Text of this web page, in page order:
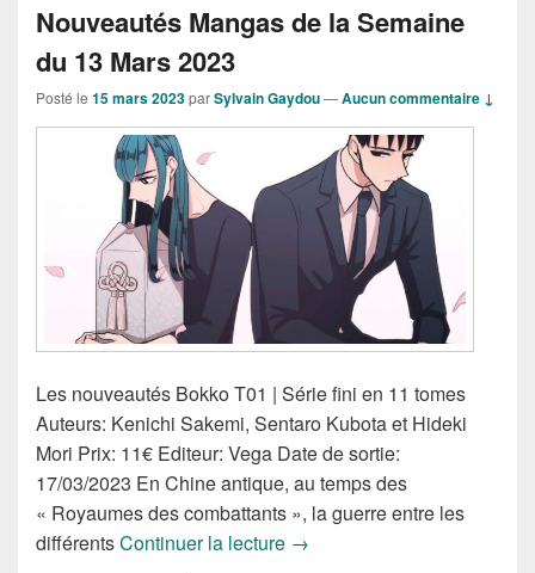
Nouveautés Mangas de la Semaine
du 13 Mars 2023
Posté le 15 mars 2023parSylvain Gaydou—Aucun commentaire ↓
Les nouveautés Bokko T01 | Série fini en 11 tomes
Auteurs: Kenichi Sakemi, Sentaro Kubota et Hideki
Mori Prix: 11€ Editeur: Vega Date de sortie:
17/03/2023 En Chine antique, au temps des
« Royaumes des combattants », la guerre entre les
différentsContinuer la lecture Nouveautés Mangas de la
→